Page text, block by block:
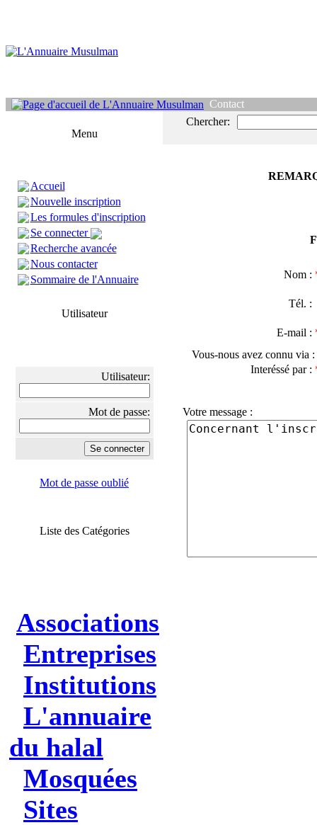
Contact
Menu
Accueil
Nouvelle inscription
Les formules d'inscription
Se connecter
Recherche avancée
Nous contacter
Sommaire de l'Annuaire
Utilisateur
Utilisateur:
Mot de passe:
Mot de passe oublié
Liste des Catégories
Associations
Entreprises
Institutions
L'annuaire
du halal
Mosquées
Sites
Chercher:
Nom :
Tél.
E-mail :
Vous-nous avez connu via
Interéssé par :
Votre message :